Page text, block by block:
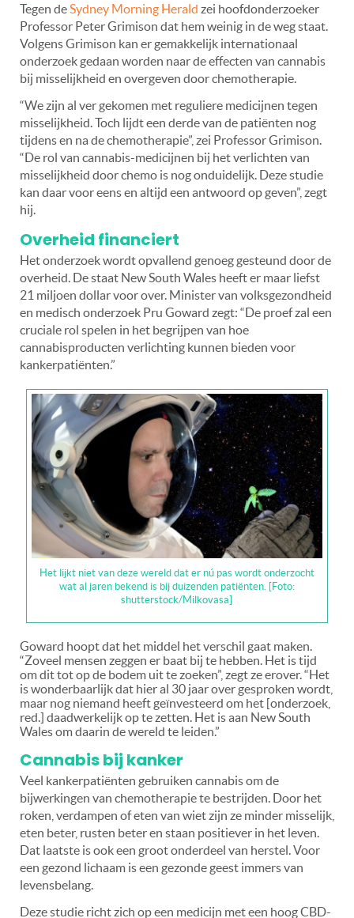
Tegen deSydney Morning Herald zei hoofdonderzoeker
Professor Peter Grimison dat hem weinig in de weg staat.
Volgens Grimison kan er gemakkelijk internationaal
onderzoek gedaan worden naar de effecten van cannabis
bij misselijkheid en overgeven door chemotherapie.
“We zijn al ver gekomen met reguliere medicijnen tegen
misselijkheid. Toch lijdt een derde van de patiënten nog
tijdens en na de chemotherapie”, zei Professor Grimison.
“De rol van cannabis-medicijnen bij het verlichten van
misselijkheid door chemo is nog onduidelijk. Deze studie
kan daar voor eens en altijd een antwoord op geven”, zegt
hij.
Overheid financiert
Het onderzoek wordt opvallend genoeg gesteund door de
overheid. De staat New South Wales heeft er maar liefst
21 miljoen dollar voor over. Minister van volksgezondheid
en medisch onderzoek Pru Goward zegt: “De proef zal een
cruciale rol spelen in het begrijpen van hoe
cannabisproducten verlichting kunnen bieden voor
kankerpatiënten.”
Het lijkt niet van deze wereld dat er nú pas wordt onderzocht
wat al jaren bekend is bij duizenden patiënten. [Foto:
shutterstock/Milkovasa]
Goward hoopt dat het middel het verschil gaat maken.
“Zoveel mensen zeggen er baat bij te hebben. Het is tijd
om dit tot op de bodem uit te zoeken”, zegt ze erover. “Het
is wonderbaarlijk dat hier al 30 jaar over gesproken wordt,
maar nog niemand heeft geïnvesteerd om het [onderzoek,
red.] daadwerkelijk op te zetten. Het is aan New South
Wales om daarin de wereld te leiden.”
Cannabis bij kanker
Veel kankerpatiënten gebruiken cannabis om de
bijwerkingen van chemotherapie te bestrijden. Door het
roken, verdampen of eten van wiet zijn ze minder misselijk,
eten beter, rusten beter en staan positiever in het leven.
Dat laatste is ook een groot onderdeel van herstel. Voor
een gezond lichaam is een gezonde geest immers van
levensbelang.
Deze studie richt zich op een medicijn met een hoog CBD-